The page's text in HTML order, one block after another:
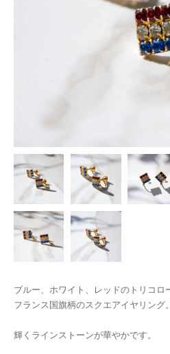
ブルー、ホワイト、レッドのトリコロ
フランス国旗柄のスクエアイヤリング。
輝くラインストーンが華やかです。